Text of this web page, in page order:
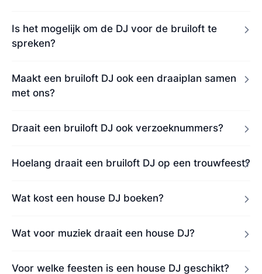
Is het mogelijk om de DJ voor de bruiloft te
spreken?
Maakt een bruiloft DJ ook een draaiplan samen
met ons?
Draait een bruiloft DJ ook verzoeknummers?
Hoelang draait een bruiloft DJ op een trouwfeest?
Wat kost een house DJ boeken?
Wat voor muziek draait een house DJ?
Voor welke feesten is een house DJ geschikt?